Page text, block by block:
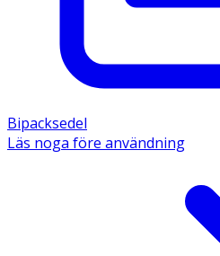
Bipacksedel
Läs noga före användning